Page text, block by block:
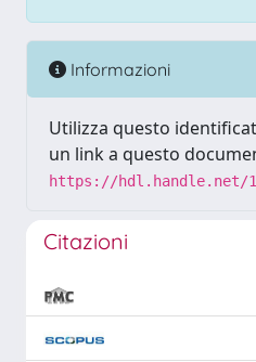
Informazioni
Utilizza questo
un link a questo
https://hdl.handle.net/
Citazioni